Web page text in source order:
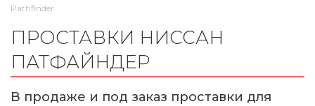
Pathfinder
ПРОСТАВКИ НИССАН
ПАТФАЙНДЕР
В продаже и под заказ проставки для